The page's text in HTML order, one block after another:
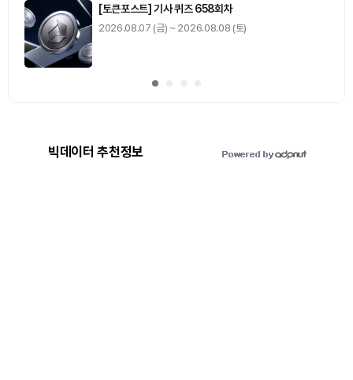
[토큰포스트] 기사 퀴즈 658회차
2026.08.07 (금) ~ 2026.08.08 (토)
빅데이터 추천정보